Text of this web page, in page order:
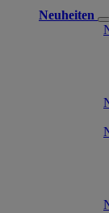
Neuheiten